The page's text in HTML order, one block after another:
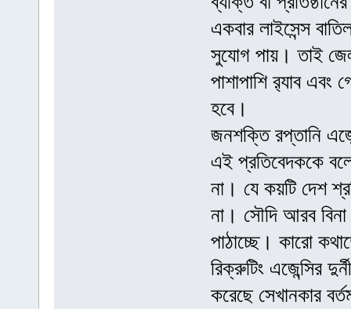
একবার লাইসেন্স
সুযোগ পায়। তাই
পাশাপাশি র‌্যাব এবং
হবে।
জনশক্তি রপ্তানি
এই প্রতিবেদককে
না। যে কয়টি দেশ
না। সৌদি আরব বিনা
পাঠাচ্ছে। কারো
রিক্রুটিং এজেন্সির
করেছে সেখানকার